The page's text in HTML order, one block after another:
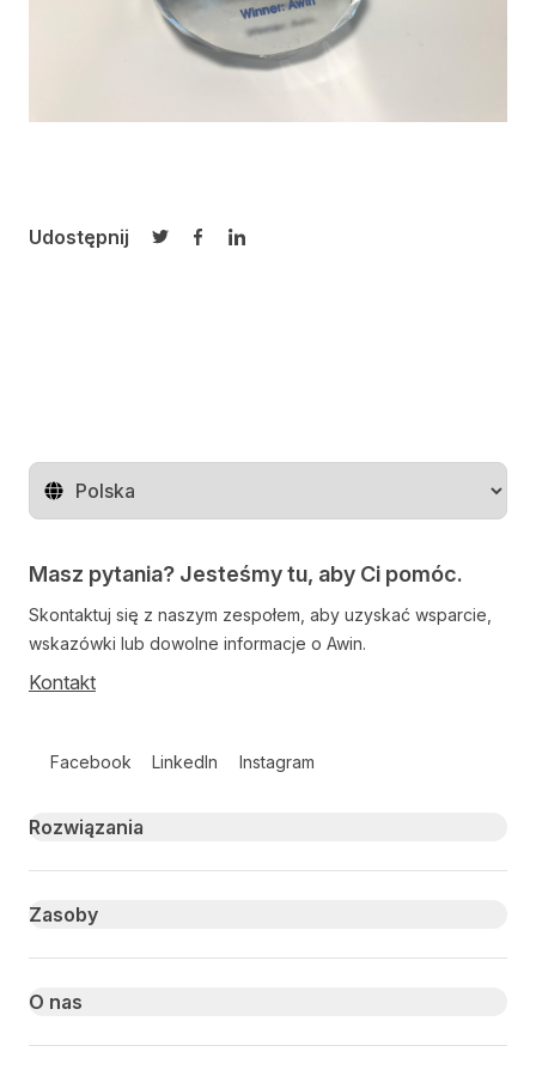
Udostępnij
Udostępnij na Twitterze
Udostępnij na Facebooku
Udostępnij na LinkedIn
Zmień region
Masz pytania? Jesteśmy tu, aby Ci pomóc.
Skontaktuj się z naszym zespołem, aby uzyskać wsparcie,
wskazówki lub dowolne informacje o Awin.
Kontakt
Facebook LinkedIn Instagram
Primary footer navigation
Rozwiązania
Zasoby
O nas